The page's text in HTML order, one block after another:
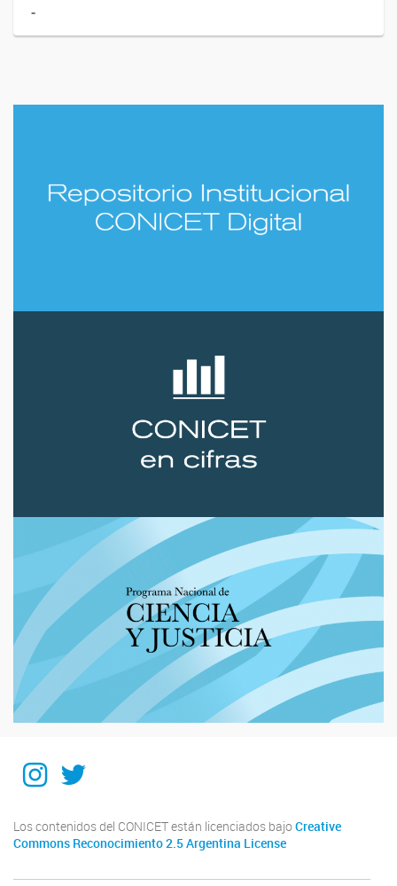
-
Instagram
Twitter
Los contenidos del CONICET están licenciados bajo Creative
Commons Reconocimiento 2.5 Argentina License